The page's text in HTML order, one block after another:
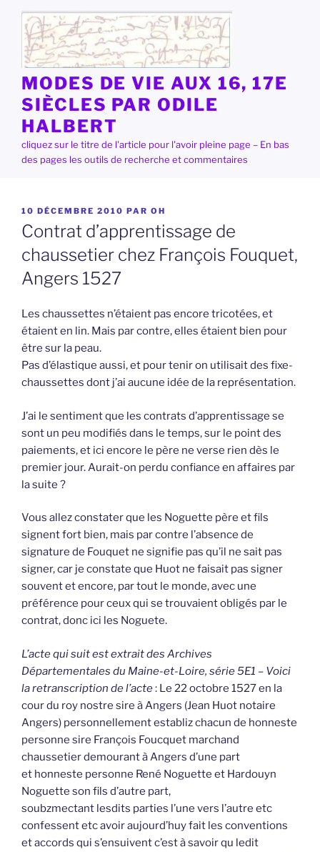
contenu
principal
MODES DE VIE AUX 16, 17E
SIÈCLES PAR ODILE
HALBERT
cliquez sur le titre de l'article pour l'avoir pleine page – En bas
des pages les outils de recherche et commentaires
PUBLIÉ
LE
10 DÉCEMBRE 2010 PAR OH
Contrat d’apprentissage de
chaussetier chez François Fouquet,
Angers 1527
Les chaussettes n’étaient pas encore tricotées, et
étaient en lin. Mais par contre, elles étaient bien pour
être sur la peau.
Pas d’élastique aussi, et pour tenir on utilisait des fixe-
chaussettes dont j’ai aucune idée de la représentation.
J’ai le sentiment que les contrats d’apprentissage se
sont un peu modifiés dans le temps, sur le point des
paiements, et ici encore le père ne verse rien dès le
premier jour. Aurait-on perdu confiance en affaires par
la suite ?
Vous allez constater que les Noguette père et fils
signent fort bien, mais par contre l’absence de
signature de Fouquet ne signifie pas qu’il ne sait pas
signer, car je constate que Huot ne faisait pas signer
souvent et encore, par tout le monde, avec une
préférence pour ceux qui se trouvaient obligés par le
contrat, donc ici les Noguete.
L’acte qui suit est extrait des Archives
Départementales du Maine-et-Loire, série 5E1 – Voici
la retranscription de l’acte: Le 22 octobre 1527 en la
cour du roy nostre sire à Angers (Jean Huot notaire
Angers) personnellement establiz chacun de honneste
personne sire François Foucquet marchand
chaussetier demourant à Angers d’une part
et honneste personne René Noguette et Hardouyn
Noguette son fils d’autre part,
soubzmectant lesdits parties l’une vers l’autre etc
confessent etc avoir aujourd’huy fait les conventions
et accords qui s’ensuivent c’est à savoir qu ledit